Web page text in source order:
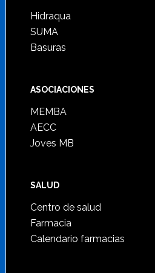
Hidraqua
SUMA
Basuras
ASOCIACIONES
MEMBA
AECC
Joves MB
SALUD
Centro de salud
Farmacia
Calendario farmacias